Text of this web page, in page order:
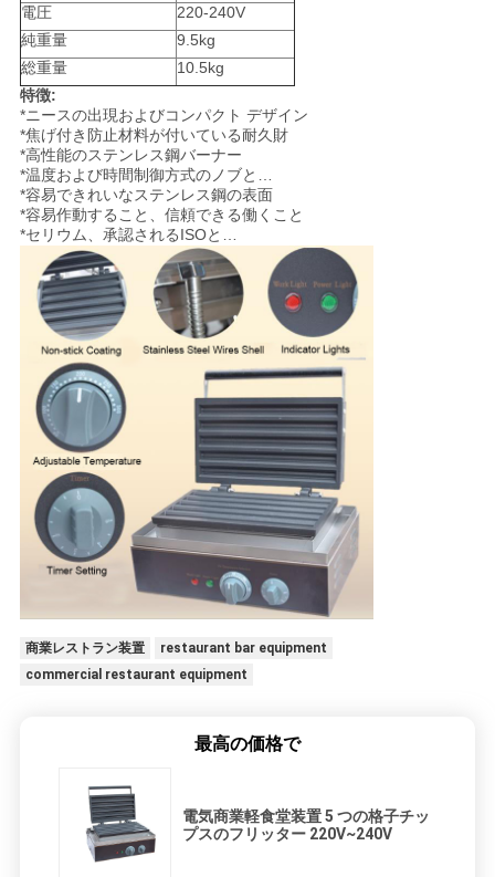
さ
い
ニ
ュ
ー
VR
PRIVACY
電圧
220-240V
純重量
9.5kg
総重量
10.5kg
特徴:
*ニースの出現およびコンパクト デザイン
*焦げ付き防止材料が付いている耐久財
*高性能のステンレス鋼バーナー
*温度および時間制御方式のノブと…
*容易できれいなステンレス鋼の表面
*容易作動すること、信頼できる働くこと
*セリウム、承認されるISOと…
商業レストラン装置
restaurant bar equipment
commercial restaurant equipment
最高の価格で
電気商業軽食堂装置 5 つの格子チッ
プスのフリッター 220V~240V